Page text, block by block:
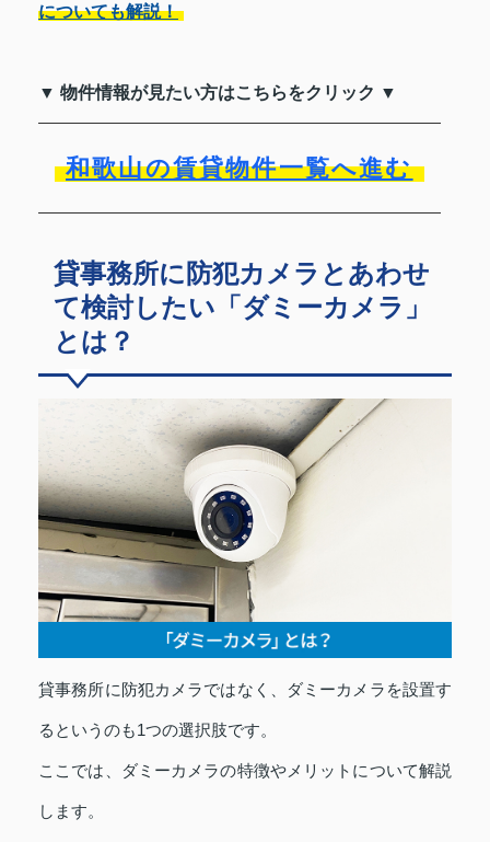
についても解説！
▼ 物件情報が見たい方はこちらをクリック ▼
和歌山の賃貸物件一覧へ進む
貸事務所に防犯カメラとあわせ
て検討したい「ダミーカメラ」
とは？
貸事務所に防犯カメラではなく、ダミーカメラを設置す
るというのも1つの選択肢です。
ここでは、ダミーカメラの特徴やメリットについて解説
します。